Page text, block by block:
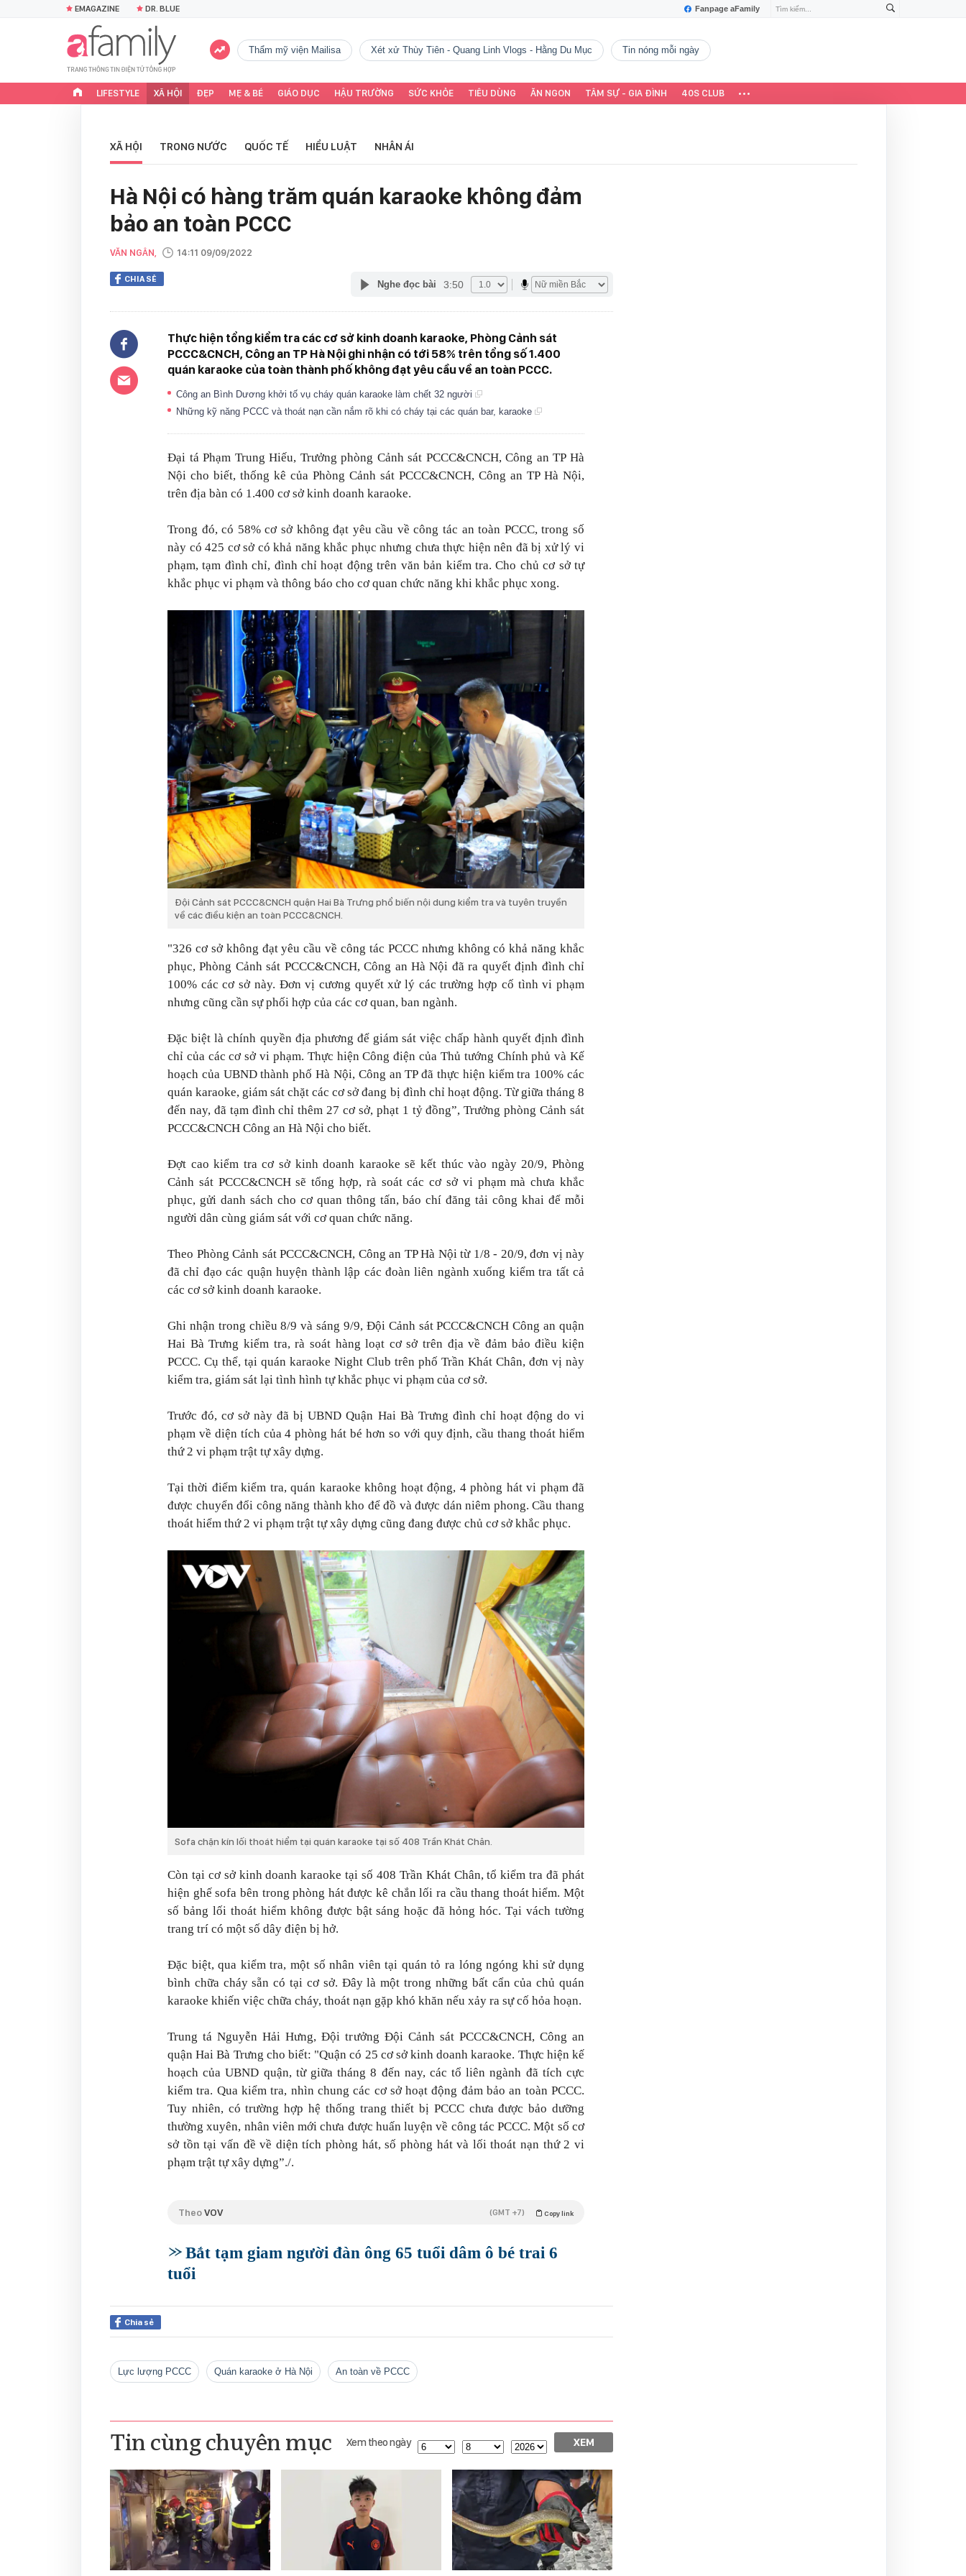
Fanpage aFamily
EMAGAZINE DR. BLUE
Thẩm mỹ viện Mailisa Xét xử Thùy Tiên - Quang Linh Vlogs - Hằng Du Mục tin nóng mỗi ngày
LIFESTYLE XÃ HỘI ĐẸP MẸ & BÉ GIÁO DỤC HẬU TRƯỜNG SỨC KHỎE TIÊU DÙNG ĂN NGON TÂM SỰ - GIA ĐÌNH 40S CLUB
XÃ HỘI TRONG NƯỚC QUỐC TẾ HIỂU LUẬT NHÂN ÁI
Hà Nội có hàng trăm quán karaoke không đảm
bảo an toàn PCCC
VĂN NGÂN, 14:11 09/09/2022
CHIA SẺ Nghe đọc bài 3:50
Thực hiện tổng kiểm tra các cơ sở kinh doanh karaoke, Phòng Cảnh sát
PCCC&CNCH, Công an TP Hà Nội ghi nhận có tới 58% trên tổng số 1.400
quán karaoke của toàn thành phố không đạt yêu cầu về an toàn PCCC.
Công an Bình Dương khởi tố vụ cháy quán karaoke làm chết 32 người
Những kỹ năng PCCC và thoát nạn cần nắm rõ khi có cháy tại các quán bar, karaoke
Đại tá Phạm Trung Hiếu, Trưởng phòng Cảnh sát PCCC&CNCH, Công an TP Hà
Nội cho biết, thống kê của Phòng Cảnh sát PCCC&CNCH, Công an TP Hà Nội,
trên địa bàn có 1.400 cơ sở kinh doanh karaoke.
Trong đó, có 58% cơ sở không đạt yêu cầu về công tác an toàn PCCC, trong số
này có 425 cơ sở có khả năng khắc phục nhưng chưa thực hiện nên đã bị xử lý vi
phạm, tạm đình chỉ, đình chỉ hoạt động trên văn bản kiểm tra. Cho chủ cơ sở tự
khắc phục vi phạm và thông báo cho cơ quan chức năng khi khắc phục xong.
Đội Cảnh sát PCCC&CNCH quận Hai Bà Trưng phổ biến nội dung kiểm tra và tuyên truyền
về các điều kiện an toàn PCCC&CNCH.
"326 cơ sở không đạt yêu cầu về công tác PCCC nhưng không có khả năng khắc
phục, Phòng Cảnh sát PCCC&CNCH, Công an Hà Nội đã ra quyết định đình chỉ
100% các cơ sở này. Đơn vị cương quyết xử lý các trường hợp cố tình vi phạm
nhưng cũng cần sự phối hợp của các cơ quan, ban ngành.
Đặc biệt là chính quyền địa phương để giám sát việc chấp hành quyết định đình
chỉ của các cơ sở vi phạm. Thực hiện Công điện của Thủ tướng Chính phủ và Kế
hoạch của UBND thành phố Hà Nội, Công an TP đã thực hiện kiểm tra 100% các
quán karaoke, giám sát chặt các cơ sở đang bị đình chỉ hoạt động. Từ giữa tháng 8
đến nay, đã tạm đình chỉ thêm 27 cơ sở, phạt 1 tỷ đồng”, Trưởng phòng Cảnh sát
PCCC&CNCH Công an Hà Nội cho biết.
Đợt cao kiểm tra cơ sở kinh doanh karaoke sẽ kết thúc vào ngày 20/9, Phòng
Cảnh sát PCCC&CNCH sẽ tổng hợp, rà soát các cơ sở vi phạm mà chưa khắc
phục, gửi danh sách cho cơ quan thông tấn, báo chí đăng tải công khai để mỗi
người dân cùng giám sát với cơ quan chức năng.
Theo Phòng Cảnh sát PCCC&CNCH, Công an TP Hà Nội từ 1/8 - 20/9, đơn vị này
đã chỉ đạo các quận huyện thành lập các đoàn liên ngành xuống kiểm tra tất cả
các cơ sở kinh doanh karaoke.
Ghi nhận trong chiều 8/9 và sáng 9/9, Đội Cảnh sát PCCC&CNCH Công an quận
Hai Bà Trưng kiểm tra, rà soát hàng loạt cơ sở trên địa về đảm bảo điều kiện
PCCC. Cụ thể, tại quán karaoke Night Club trên phố Trần Khát Chân, đơn vị này
kiểm tra, giám sát lại tình hình tự khắc phục vi phạm của cơ sở.
Trước đó, cơ sở này đã bị UBND Quận Hai Bà Trưng đình chỉ hoạt động do vi
phạm về diện tích của 4 phòng hát bé hơn so với quy định, cầu thang thoát hiểm
thứ 2 vi phạm trật tự xây dựng.
Tại thời điểm kiểm tra, quán karaoke không hoạt động, 4 phòng hát vi phạm đã
được chuyển đổi công năng thành kho để đồ và được dán niêm phong. Cầu thang
thoát hiểm thứ 2 vi phạm trật tự xây dựng cũng đang được chủ cơ sở khắc phục.
Sofa chặn kín lối thoát hiểm tại quán karaoke tại số 408 Trần Khát Chân.
Còn tại cơ sở kinh doanh karaoke tại số 408 Trần Khát Chân, tổ kiểm tra đã phát
hiện ghế sofa bên trong phòng hát được kê chắn lối ra cầu thang thoát hiểm. Một
số bảng lối thoát hiểm không được bật sáng hoặc đã hỏng hóc. Tại vách tường
trang trí có một số dây điện bị hở.
Đặc biệt, qua kiểm tra, một số nhân viên tại quán tỏ ra lóng ngóng khi sử dụng
bình chữa cháy sẵn có tại cơ sở. Đây là một trong những bất cẩn của chủ quán
karaoke khiến việc chữa cháy, thoát nạn gặp khó khăn nếu xảy ra sự cố hỏa hoạn.
Trung tá Nguyễn Hải Hưng, Đội trưởng Đội Cảnh sát PCCC&CNCH, Công an
quận Hai Bà Trưng cho biết: "Quận có 25 cơ sở kinh doanh karaoke. Thực hiện kế
hoạch của UBND quận, từ giữa tháng 8 đến nay, các tổ liên ngành đã tích cực
kiểm tra. Qua kiểm tra, nhìn chung các cơ sở hoạt động đảm bảo an toàn PCCC.
Tuy nhiên, có trường hợp hệ thống trang thiết bị PCCC chưa được bảo dưỡng
thường xuyên, nhân viên mới chưa được huấn luyện về công tác PCCC. Một số cơ
sở tồn tại vấn đề về diện tích phòng hát, số phòng hát và lối thoát nạn thứ 2 vi
phạm trật tự xây dựng”./.
TheoVOV Copy link
(GMT +7)
Bắt tạm giam người đàn ông 65 tuổi dâm ô bé trai 6
tuổi
Chia sẻ
lực lượng PCCC quán karaoke ở Hà Nội an toàn về PCCC
Tin cùng chuyên mục Xem theo ngày XEM